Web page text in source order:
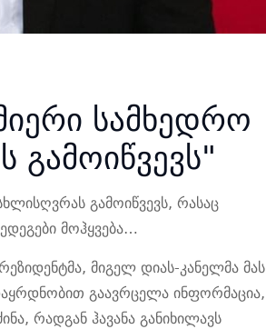
სამხედრო
გამოიწვევს"
გამოიწვევს, რასაც
მოჰყვება…
მიგელ დიას-კანელმა მას
გაავრცელა ინფორმაცია,
რადგან ჰავანა განიხილავს